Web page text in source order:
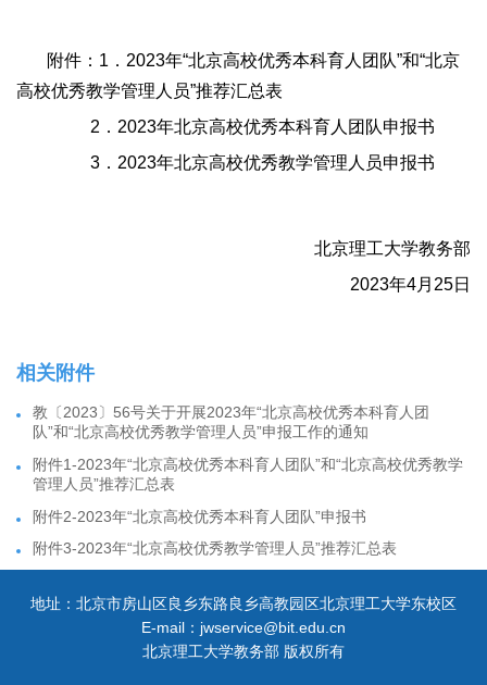
附件：1．2023年“北京高校优秀本科育人团队”和“北京
高校优秀教学管理人员”推荐汇总表
2．2023年北京高校优秀本科育人团队申报书
3．2023年北京高校优秀教学管理人员申报书
北京理工大学教务部
2023年4月25日
相关附件
教〔2023〕56号关于开展2023年“北京高校优秀本科育人团
队”和“北京高校优秀教学管理人员”申报工作的通知
附件1-2023年“北京高校优秀本科育人团队”和“北京高校优秀教学
管理人员”推荐汇总表
附件2-2023年“北京高校优秀本科育人团队”申报书
附件3-2023年“北京高校优秀教学管理人员”推荐汇总表
地址：北京市房山区良乡东路良乡高教园区北京理工大学东校区
E-mail：jwservice@bit.edu.cn
北京理工大学教务部 版权所有